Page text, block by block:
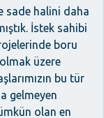
sade halini daha
İstek sahibi
boru
üzere
bu tür
gelmeyen
olan en